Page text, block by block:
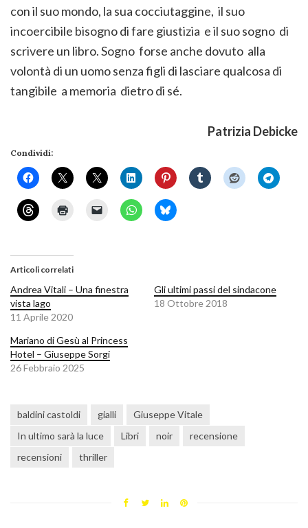
con il suo mondo, la sua cocciutaggine, il suo
incoercibile bisogno di fare giustizia e il suo sogno di
scrivere un libro. Sogno forse anche dovuto alla
volontà di un uomo senza figli di lasciare qualcosa di
tangibile a memoria dietro di sé.
Patrizia Debicke
Condividi:
Articoli correlati
Andrea Vitali – Una finestra
vista lago
11 Aprile 2020
Gli ultimi passi del sindacone
18 Ottobre 2018
Mariano di Gesù al Princess
Hotel – Giuseppe Sorgi
26 Febbraio 2025
baldini castoldi gialli
Giuseppe Vitale
In ultimo sarà la luce
Libri noir
recensione
recensioni
thriller